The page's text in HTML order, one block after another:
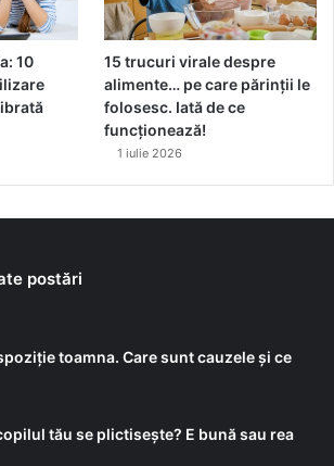
10
15 trucuri virale despre
alimente… pe care părinții le
folosesc. Iată de ce
funcționează!
1 iulie 2026
postări
toamna. Care sunt cauzele și ce
tău se plictisește? E bună sau rea